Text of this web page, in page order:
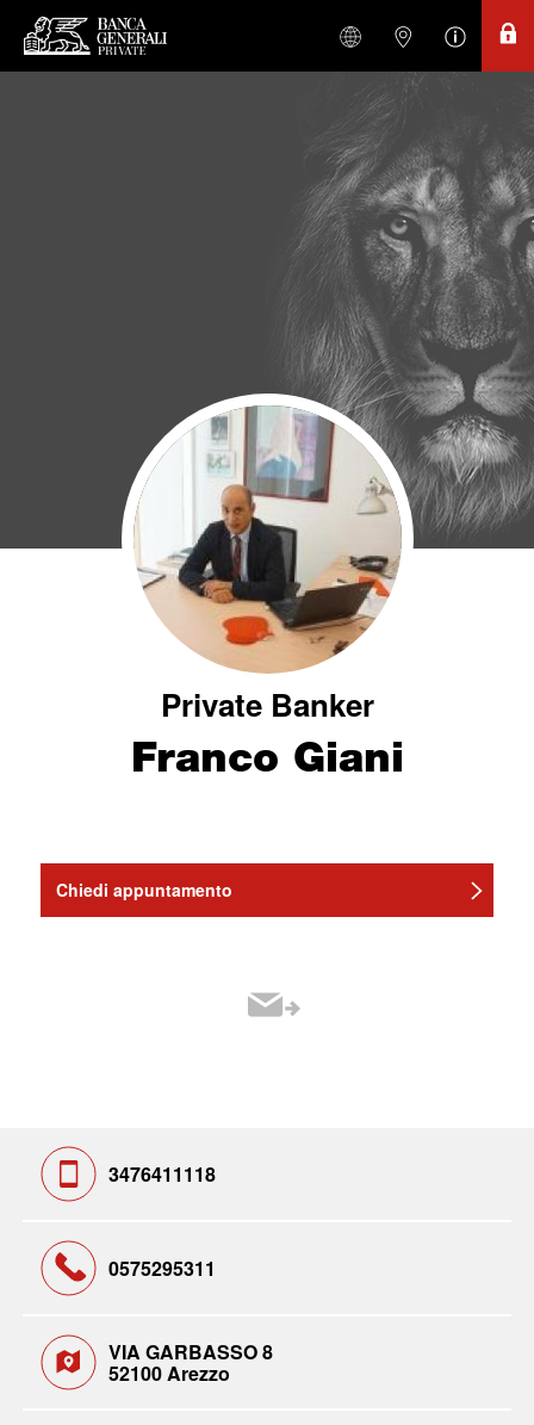
Private Banker
Franco Giani
Chiedi appuntamento
3476411118
0575295311
VIA GARBASSO 8
52100 Arezzo